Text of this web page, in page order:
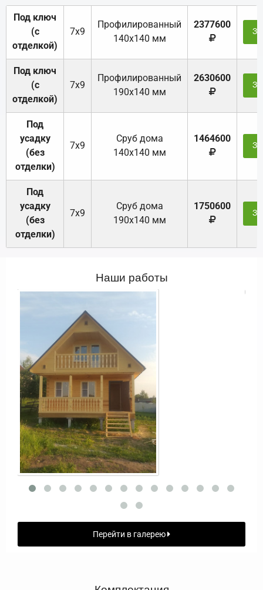
Под ключ
(с
отделкой)
7х9
Профилированный
140х140 мм
2377600
Под ключ
(с
отделкой)
7х9
Профилированный
190х140 мм
2630600
Под
усадку
(без
отделки)
7х9
Cруб дома
140х140 мм
1464600
Под
усадку
(без
отделки)
7х9
Cруб дома
190х140 мм
1750600
Наши работы
Перейти в галерею